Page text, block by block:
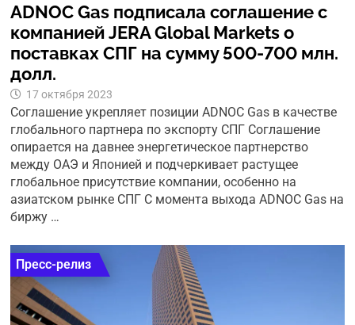
ADNOC Gas подписала соглашение с
компанией JERA Global Markets о
поставках СПГ на сумму 500-700 млн.
долл.
17 октября 2023
Соглашение укрепляет позиции ADNOC Gas в качестве
глобального партнера по экспорту СПГ Соглашение
опирается на давнее энергетическое партнерство
между ОАЭ и Японией и подчеркивает растущее
глобальное присутствие компании, особенно на
азиатском рынке СПГ С момента выхода ADNOC Gas на
биржу …
Пресс-релиз